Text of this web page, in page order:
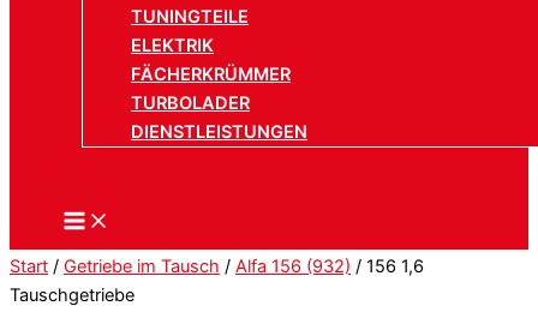
TUNINGTEILE
ELEKTRIK
FÄCHERKRÜMMER
TURBOLADER
DIENSTLEISTUNGEN
Start / Getriebe im Tausch / Alfa 156 (932) / 156 1,6
Tauschgetriebe